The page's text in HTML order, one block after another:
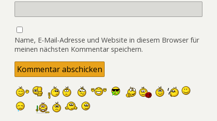
Name, E-Mail-Adresse und Website in diesem Browser für
meinen nächsten Kommentar speichern.